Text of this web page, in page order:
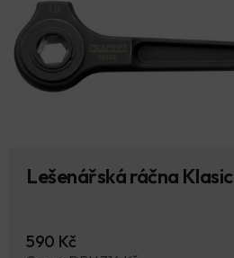
Lešenářská ráčna Klasic
590 Kč